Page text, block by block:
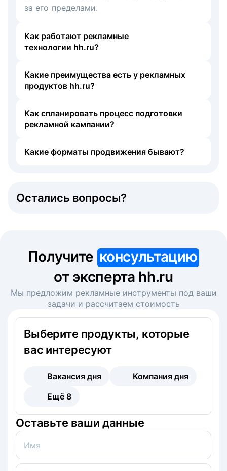
за его пределами.
Как работают рекламные
технологии hh.ru?
Какие преимущества есть у рекламных
продуктов hh.ru?
Как спланировать процесс подготовки
рекламной кампании?
Какие форматы продвижения бывают?
Остались вопросы?
Получите консультацию
от эксперта hh.ru
Мы предложим рекламные инструменты под ваши
задачи и рассчитаем стоимость
Выберите продукты, которые
вас интересуют
Вакансия дня
Компания дня
Ещё 8
Оставьте ваши данные
Имя